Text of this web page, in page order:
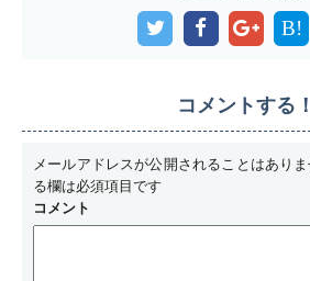
B!
コメントする！
メールアドレスが公開されることはありま
る欄は必須項目です
コメント